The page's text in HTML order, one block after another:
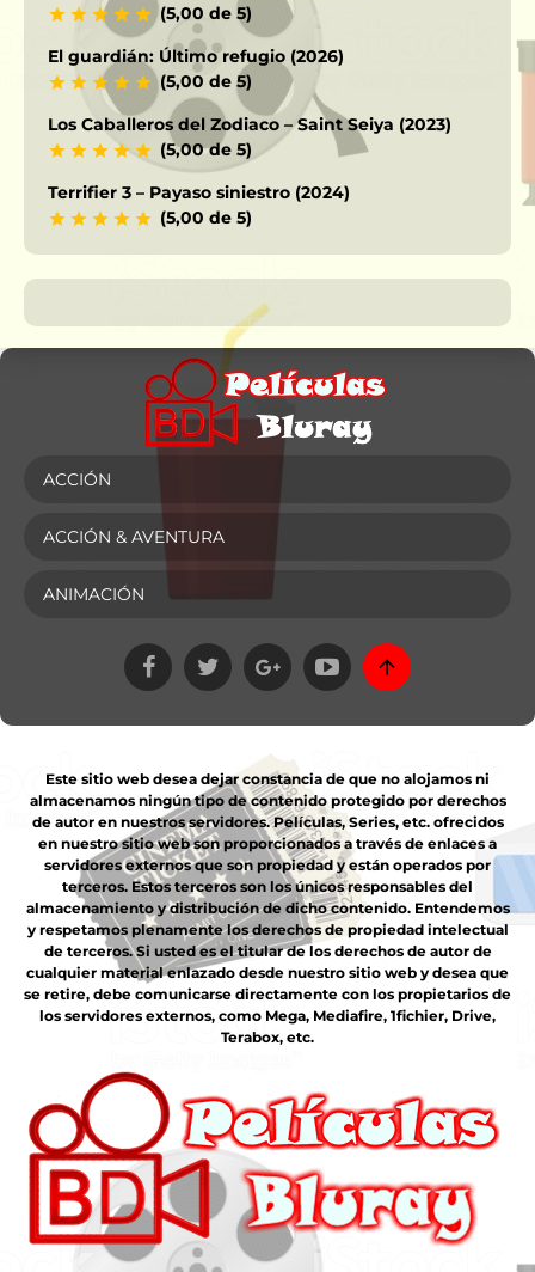
(5,00 de 5)
El guardián: Último refugio (2026)
(5,00 de 5)
Los Caballeros del Zodiaco – Saint Seiya (2023)
(5,00 de 5)
Terrifier 3 – Payaso siniestro (2024)
(5,00 de 5)
ACCIÓN
ACCIÓN & AVENTURA
ANIMACIÓN
Este sitio web desea dejar constancia de que no alojamos ni
almacenamos ningún tipo de contenido protegido por derechos
de autor en nuestros servidores. Películas, Series, etc. ofrecidos
en nuestro sitio web son proporcionados a través de enlaces a
servidores externos que son propiedad y están operados por
terceros. Estos terceros son los únicos responsables del
almacenamiento y distribución de dicho contenido. Entendemos
y respetamos plenamente los derechos de propiedad intelectual
de terceros. Si usted es el titular de los derechos de autor de
cualquier material enlazado desde nuestro sitio web y desea que
se retire, debe comunicarse directamente con los propietarios de
los servidores externos, como Mega, Mediafire, 1fichier, Drive,
Terabox, etc.